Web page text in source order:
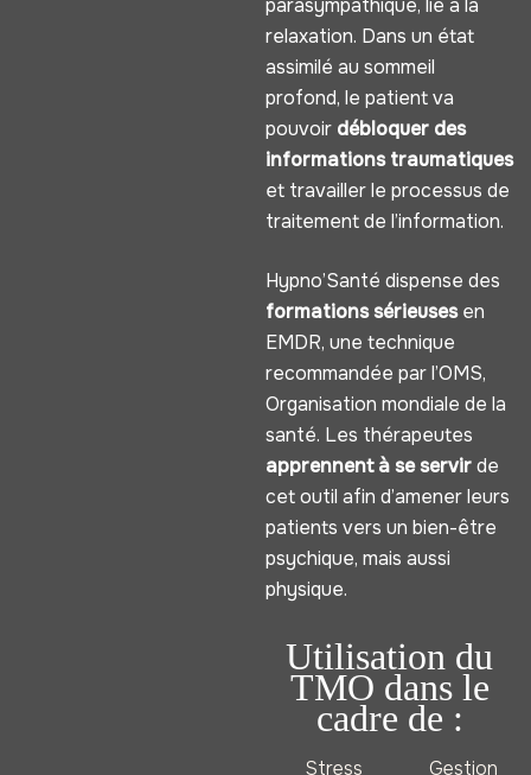
parasympathique, lié à la
relaxation. Dans un état
assimilé au sommeil
profond, le patient va
pouvoir débloquer des
informations traumatiques
et travailler le processus de
traitement de l’information.
Hypno’Santé dispense des
formations sérieusesen
EMDR, une technique
recommandée par l’OMS,
Organisation mondiale de la
santé. Les thérapeutes
apprennent à se servirde
cet outil afin d’amener leurs
patients vers un bien-être
psychique, mais aussi
physique.
Utilisation du
TMO dans le
cadre de :
Stress
Gestion